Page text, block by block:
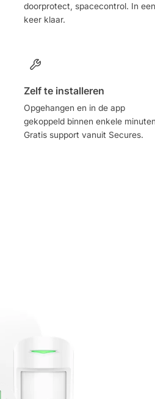
doorprotect, spacecontrol. In een
keer klaar.
Zelf te installeren
Opgehangen en in de app
gekoppeld binnen enkele
Gratis support vanuit Secures.